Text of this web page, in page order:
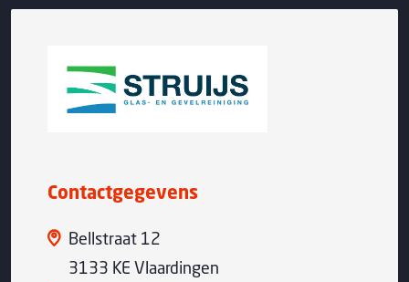
Contactgegevens
Bellstraat 12
3133 KE Vlaardingen